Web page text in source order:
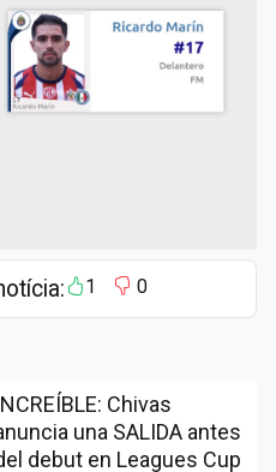
1 0
Chivas
una SALIDA antes
debut en Leagues Cup